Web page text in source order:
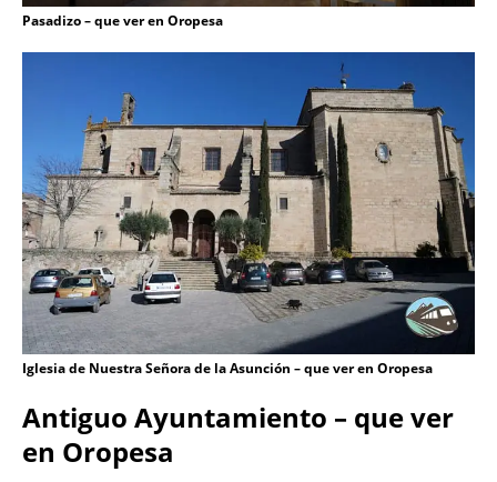
Pasadizo – que ver en Oropesa
Iglesia de Nuestra Señora de la Asunción – que ver en Oropesa
Antiguo Ayuntamiento – que ver
en Oropesa